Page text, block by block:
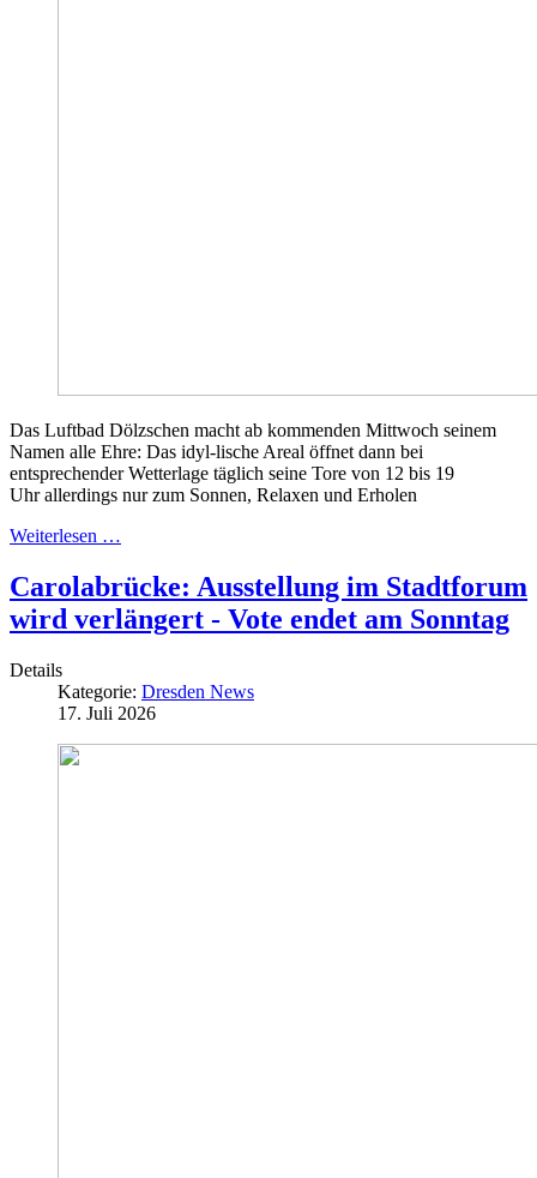
Das Luftbad Dölzschen macht ab kommenden Mittwoch seinem
Namen alle Ehre: Das idyl-lische Areal öffnet dann bei
entsprechender Wetterlage täglich seine Tore von 12 bis 19
Uhr allerdings nur zum Sonnen, Relaxen und Erholen
Weiterlesen …
Carolabrücke: Ausstellung im Stadtforum
wird verlängert - Vote endet am Sonntag
Details
Kategorie: Dresden News
17. Juli 2026